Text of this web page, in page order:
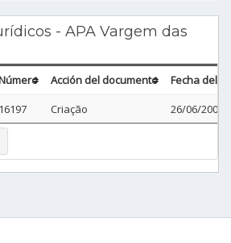
- APA Vargem das
Acción del documento
Fecha del
16197 Criação 26/06/2006